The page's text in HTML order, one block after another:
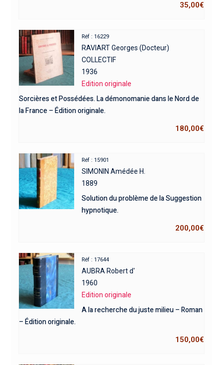
35,00€
Réf : 16229
RAVIART Georges (Docteur)
COLLECTIF
1936
Edition originale
Sorcières et Possédées. La démonomanie dans le Nord de
la France – Édition originale.
180,00€
Réf : 15901
SIMONIN Amédée H.
1889
Solution du problème de la Suggestion
hypnotique.
200,00€
Réf : 17644
AUBRA Robert d'
1960
Edition originale
A la recherche du juste milieu – Roman
– Édition originale.
150,00€